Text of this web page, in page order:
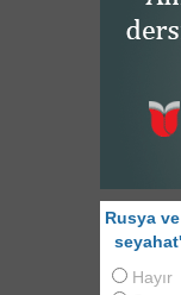
Rusya
Hayır